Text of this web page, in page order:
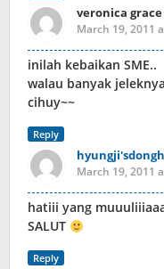
veronica grace
March 19, 2011
inilah kebaikan SME..
walau banyak
cihuy~~
Reply
March 19, 2011
hatiii yang
SALUT
Reply